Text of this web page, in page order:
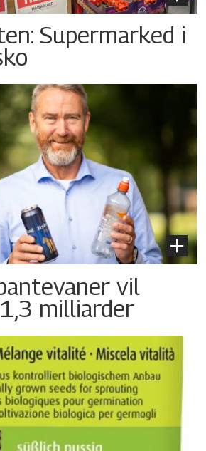
Supermarked i
vil
milliarder